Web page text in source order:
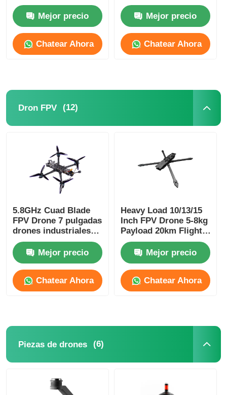
Acerca de nosotros
Visita a la fábrica
Control de calidad
CONTÁCTANOS
Noticias
Solicitar una cotización
40 kg Pulverización
Agras T50Mejor precio
Chatear Ahora
Fumigación 50kg de
Esparcimiento de
Cultivos
Mejor precio
Chatear Ahora
Dron FPV (12)
5.8GHz Cuad Blade
FPV Drone 7 pulgadas
drones industriales
con 480p 1200TVL
cámaraMejor precio
Chatear Ahora
Heavy Load 10/13/15
Inch FPV Drone 5-8kg
Payload 20km Flight
Distance
Mejor precio
Chatear Ahora
Piezas de drones (6)